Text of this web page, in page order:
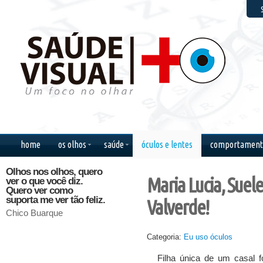
home os olhos saúde óculos e lentes
Maria Lucia,
Valverde!
Categoria: Eu uso óculos
Filha única de um casal
Olhos nos olhos, quero
ver o que você diz.
Quero ver como
suporta me ver tão feliz.
Chico Buarque
mostrassem a minha
alma, todos, ao me
verem sorrir, chorariam
comigo.
desde